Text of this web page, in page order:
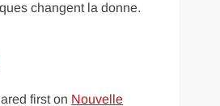
changent la donne.
first on Nouvelle